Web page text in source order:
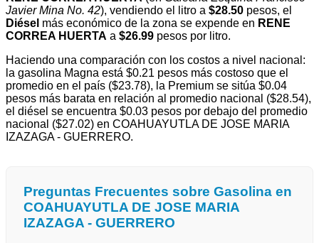
Javier Mina No. 42), vendiendo el litro a $28.50 pesos, el
Diésel más económico de la zona se expende en RENE
CORREA HUERTA a $26.99 pesos por litro.
Haciendo una comparación con los costos a nivel nacional:
la gasolina Magna está $0.21 pesos más costoso que el
promedio en el país ($23.78), la Premium se sitúa $0.04
pesos más barata en relación al promedio nacional ($28.54),
el diésel se encuentra $0.03 pesos por debajo del promedio
nacional ($27.02) en COAHUAYUTLA DE JOSE MARIA
IZAZAGA - GUERRERO.
Preguntas Frecuentes sobre Gasolina en
COAHUAYUTLA DE JOSE MARIA
IZAZAGA - GUERRERO